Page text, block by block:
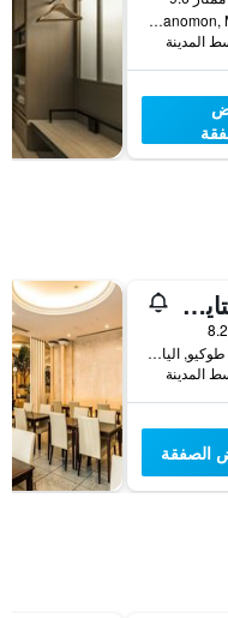
2-10-4 Toranomon, Minato-ku, طوكيو, اليابان
فندق مايستايز هانيدا
5-1-13, Haneda, طوكيو, اليابان
الصفقة